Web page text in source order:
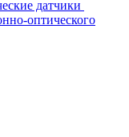
датчики
оптического